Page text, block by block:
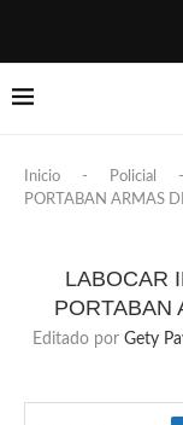
Inicio - Policial -
PORTABAN ARMAS
LABOCAR
PORTABAN
Editado por Gety